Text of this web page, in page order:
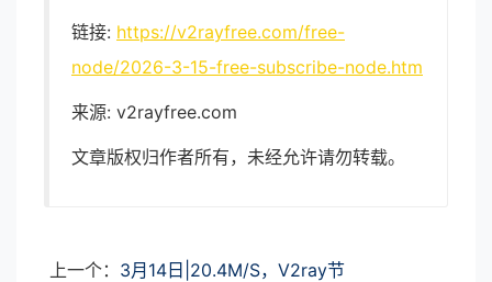
链接: https://v2rayfree.com/free-
node/2026-3-15-free-subscribe-node.htm
来源: v2rayfree.com
文章版权归作者所有，未经允许请勿转载。
上一个： 3月14日|20.4M/S，V2ray节